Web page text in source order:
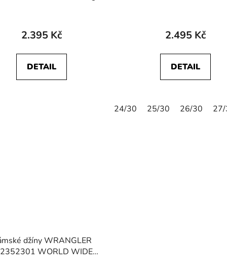
2.395 Kč
DETAIL
2.495 Kč
DETAIL
24/30 25/30 26/30
džíny WRANGLER
WORLD WIDE